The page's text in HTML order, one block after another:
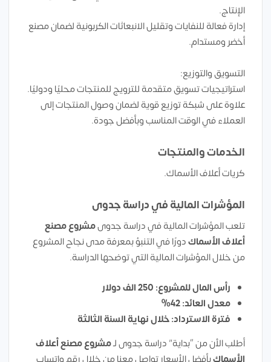
الإنتاج.
إدارة فعالة للنفايات وتقليل الانبعاثات الكربونية لضمان مصنع
أخضر ومستدام.
التسويق والتوزيع:
استراتيجيات تسويق متقدمة للترويج للمنتجات محليًا ودوليًا.
علاوة على شبكة توزيع قوية لضمان وصول المنتجات إلى
العملاء في الوقت المناسب وبأفضل جودة.
الخدمات والمنتجات
كريات أعلاف الأسماك.
المؤشرات المالية في دراسة جدوى
تلعب المؤشرات المالية في دراسة جدوىمشروعمصنع
أعلاف الأسماكدورًا في التنبؤ بمعرفة مدى نجاح المشروع
من خلال المؤشرات المالية التي توضحها الدراسة.
رأس المال للمشروع: 250 الف دولار
معدل العائد: 42%
فترة الاسترداد: خلال نهاية السنة الثالثة
أطلب الأن من “بداية” دراسة جدوى لـمشروعمصنع أعلاف